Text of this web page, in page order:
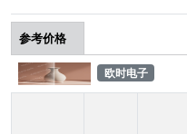
参考价格
欧时电子